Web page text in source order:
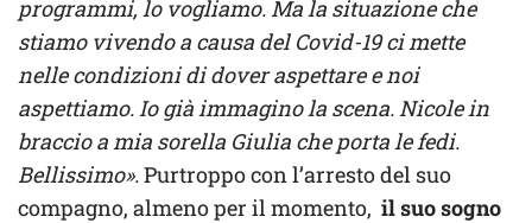
programmi, lo vogliamo. Ma la situazione che
stiamo vivendo a causa del Covid-19 ci mette
nelle condizioni di dover aspettare e noi
aspettiamo. Io già immagino la scena. Nicole in
braccio a mia sorella Giulia che porta le fedi.
Bellissimo».Purtroppo con l’arresto del suo
compagno, almeno per il momento, il suo sogno